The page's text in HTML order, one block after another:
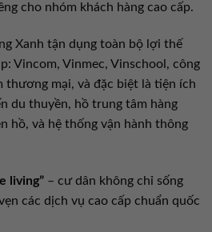
cho nhóm khách hàng cao cấp.
Xanh tận dụng toàn bộ lợi thế
Vincom, Vinmec, Vinschool, công
thương mại, và đặc biệt là tiện ích
du thuyền, hồ trung tâm hàng
hồ, và hệ thống vận hành thông
living” – cư dân không chỉ sống
các dịch vụ cao cấp chuẩn quốc